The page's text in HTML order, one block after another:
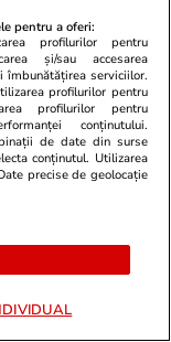
Europa.
fotbalul
pentru a oferi:
profilurilor pentru
și/sau accesarea
îmbunătățirea serviciilor.
profilurilor pentru
profilurilor pentru
conținutului.
de date din surse
conținutul. Utilizarea
precise de geolocație